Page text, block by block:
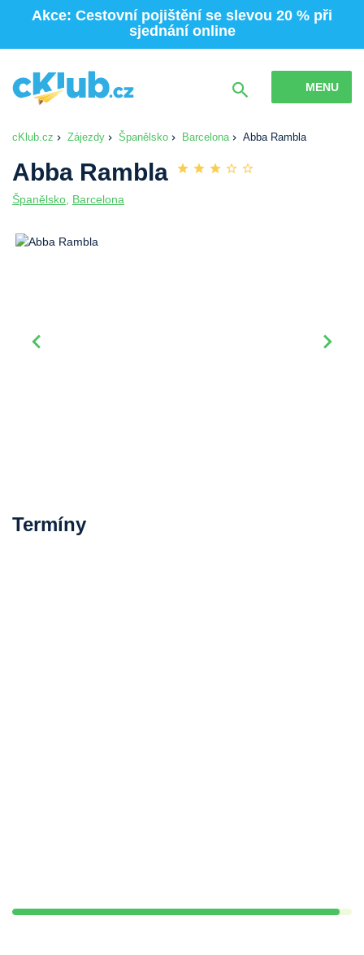
Akce: Cestovní pojištění se slevou 20 % při
sjednání online
MENU
cKlub.cz Zájezdy Španělsko Barcelona Abba Rambla
Abba Rambla
Španělsko Barcelona
Termíny